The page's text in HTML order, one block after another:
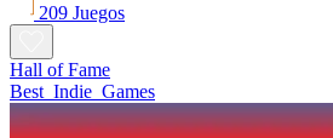
209 Juegos
Hall of Fame
Best_Indie_Games